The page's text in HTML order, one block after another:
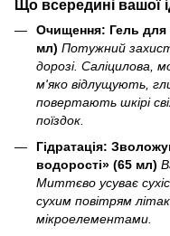
Що всередині вашої
Очищення: Гель для
мл) Потужний
дорозі. Саліцилова,
м'яко відлущують,
повертають шкірі
поїздок.
Гідратація:
водорості» (65 мл)
Миттєво усуває
сухим повітрям
мікроелементами.